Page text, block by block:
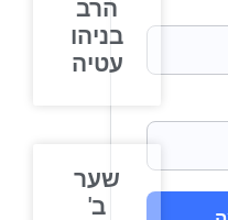
הרב
בניהו
עטיה
שער